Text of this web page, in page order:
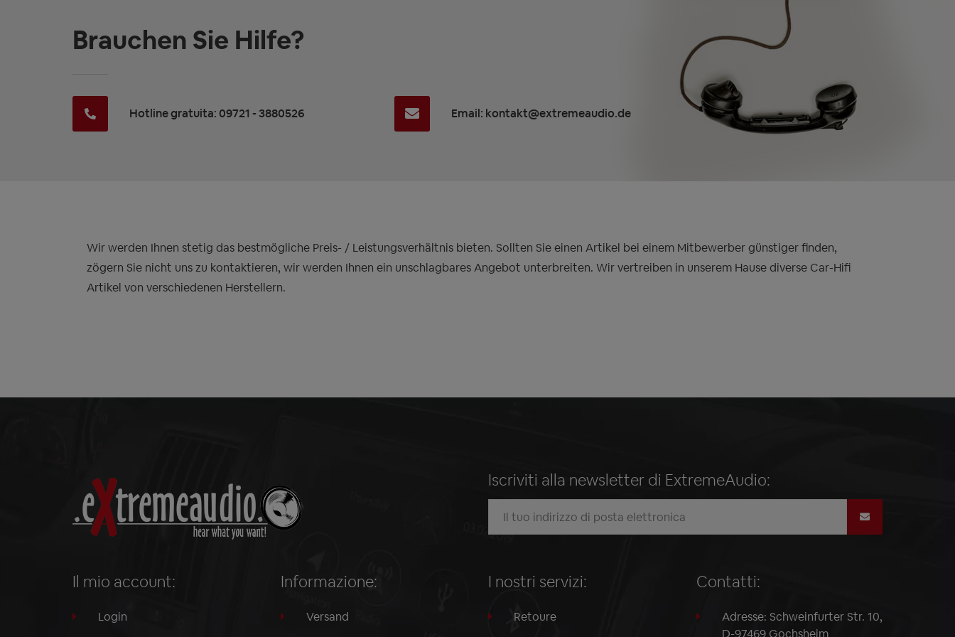
Brauchen Sie Hilfe?
Hotline gratuita: 09721 - 3880526 Email: kontakt@extremeaudio.de
Wir werden Ihnen stetig das bestmögliche Preis- / Leistungsverhältnis bieten. Sollten Sie einen Artikel bei einem Mitbewerber günstiger finden,
zögern Sie nicht uns zu kontaktieren, wir werden Ihnen ein unschlagbares Angebot unterbreiten. Wir vertreiben in unserem Hause diverse Car-Hifi
Artikel von verschiedenen Herstellern.
Iscriviti alla newsletter di ExtremeAudio:
Il mio account:
Login
Informazione:
Versand
I nostri servizi:
Retoure
Contatti:
Adresse: Schweinfurter Str. 10,
D-97469 Gochsheim